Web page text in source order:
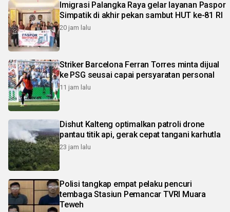
Imigrasi Palangka Raya gelar layanan Paspor
Simpatik di akhir pekan sambut HUT ke-81 RI
20 jam lalu
Striker Barcelona Ferran Torres minta dijual
ke PSG seusai capai persyaratan personal
11 jam lalu
Dishut Kalteng optimalkan patroli drone
pantau titik api, gerak cepat tangani karhutla
23 jam lalu
Polisi tangkap empat pelaku pencuri
tembaga Stasiun Pemancar TVRI Muara
Teweh